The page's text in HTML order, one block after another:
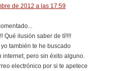
de 2012 a las 17:59
Qué ilusión saber de tí!!!!
también te he buscado
internet, pero sin éxito alguno.
electrónico por si te apetece